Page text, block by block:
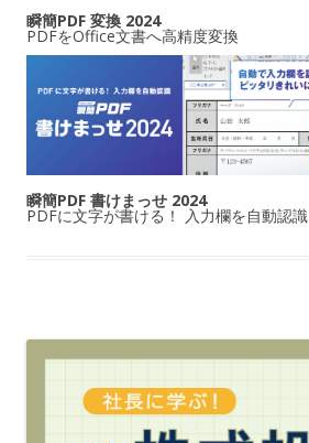
瞬簡PDF 変換 2024
PDFをOffice文書へ高精度変換
瞬簡PDF 書けまっせ 2024
PDFに文字が書ける！ 入力欄を自動認識